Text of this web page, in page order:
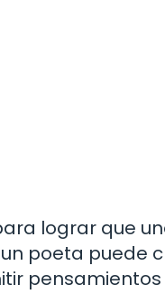
lograr que
poeta puede
pensamientos